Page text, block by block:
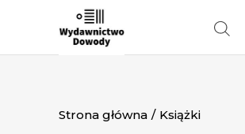
Strona główna / Książki